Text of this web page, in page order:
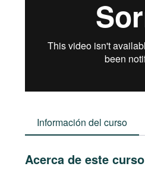
Información del curso
Acerca de este curso